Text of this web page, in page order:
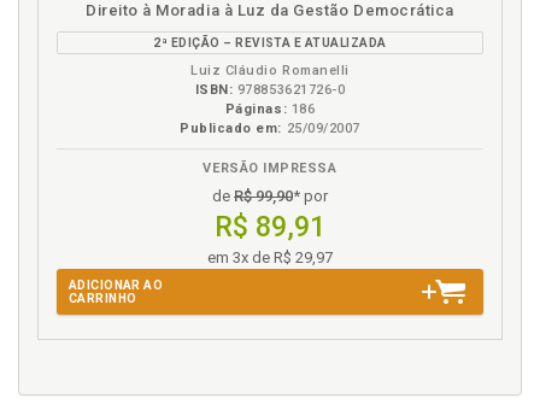
B.V.
Direito à Moradia à Luz da Gestão Democrática
2ª EDIÇÃO – REVISTA E ATUALIZADA
Luiz Cláudio Romanelli
ISBN: 978853621726-0
Páginas: 186
Publicado em: 25/09/2007
VERSÃO IMPRESSA
de R$ 99,90* por
R$ 89,91
em 3x de R$ 29,97
ADICIONAR AO
CARRINHO